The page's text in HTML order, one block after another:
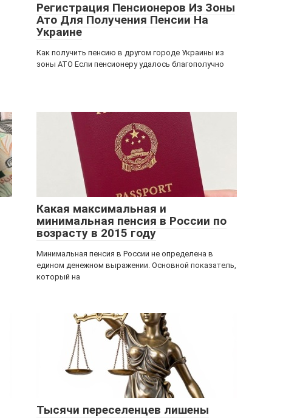
Регистрация Пенсионеров Из Зоны
Ато Для Получения Пенсии На
Украине
Как получить пенсию в другом городе Украины из
зоны АТО Если пенсионеру удалось благополучно
Какая максимальная и
минимальная пенсия в России по
возрасту в 2015 году
Минимальная пенсия в России не определена в
едином денежном выражении. Основной показатель,
который на
Тысячи переселенцев лишены